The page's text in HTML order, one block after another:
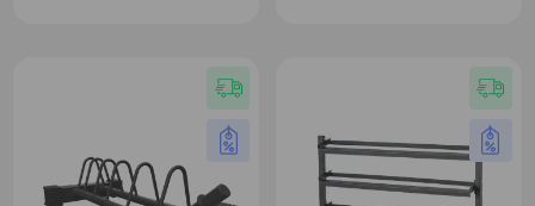
–